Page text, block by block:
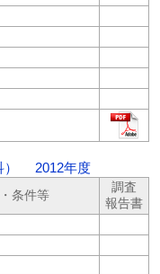
） 2012年度
条件等
調査
報告書